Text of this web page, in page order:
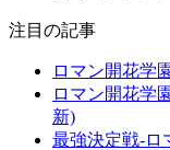
注目の記事
ロマン開花学
ロマン開花学
新)
最強決定戦-ロ